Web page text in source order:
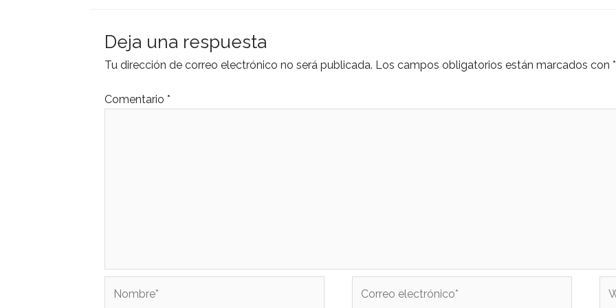
Deja una respuesta
Tu dirección de correo electrónico no será publicada. Los campos obligatorios están marcados con *
Comentario *
electrónico*